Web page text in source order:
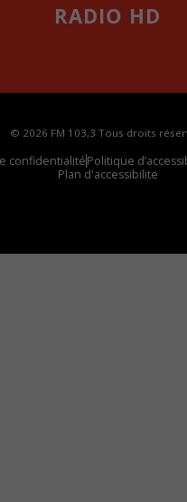
RADIO HD
© 2026 FM 103,3 Tous droits
confidentialitéPolitique
Plan d'accessibilite